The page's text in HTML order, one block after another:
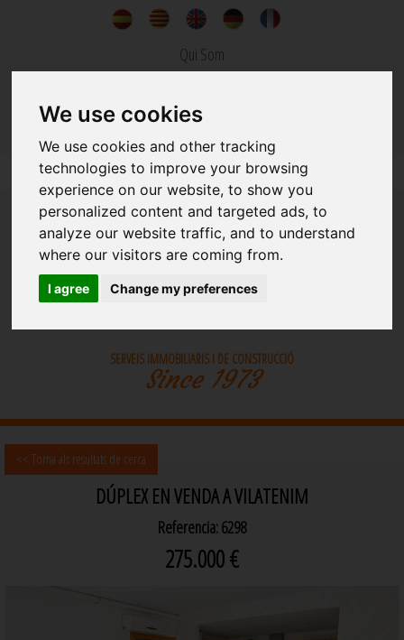
We use cookies
We use cookies and other tracking
technologies to improve your browsing
experience on our website, to show you
personalized content and targeted ads, to
analyze our website traffic, and to understand
where our visitors are coming from.
I agree Change my preferences
Qui Som
Contacte
IMMOBILIÀRIA
SERVEIS IMMOBILIARIS I DE CONSTRUCCIÓ
Since 1973
<< Torna als resultats de cerca
DÚPLEX EN VENDA A VILATENIM
Referencia: 6298
275.000 €